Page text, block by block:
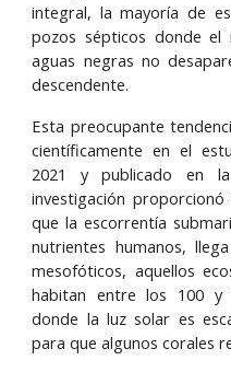
integral, la mayoría de
pozos sépticos donde
aguas negras no
descendente.
Esta preocupante
científicamente en el
2021 y publicado en
investigación
que la escorrentía
nutrientes humanos,
mesofóticos, aquellos
habitan entre los 100 y
donde la luz solar es
para que algunos corales